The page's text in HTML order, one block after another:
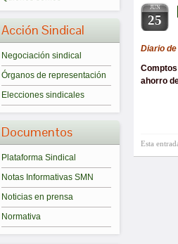
Acción Sindical
Negociación sindical
Órganos de representación
Elecciones sindicales
Documentos
Plataforma Sindical
Notas Informativas SMN
Noticias en prensa
Normativa
JUN
25
Diario
ahorro
Esta